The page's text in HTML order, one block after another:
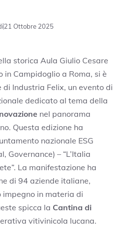
21 Ottobre 2025
storica Aula Giulio Cesare
in Campidoglio a Roma, si è
di Industria Felix, un evento di
dedicato al tema della
nel panorama
Questa edizione ha
nazionale ESG
Governance) – “L’Italia
La manifestazione ha
di 94 aziende italiane,
impegno in materia di
spicca la Cantina di
vitivinicola lucana.